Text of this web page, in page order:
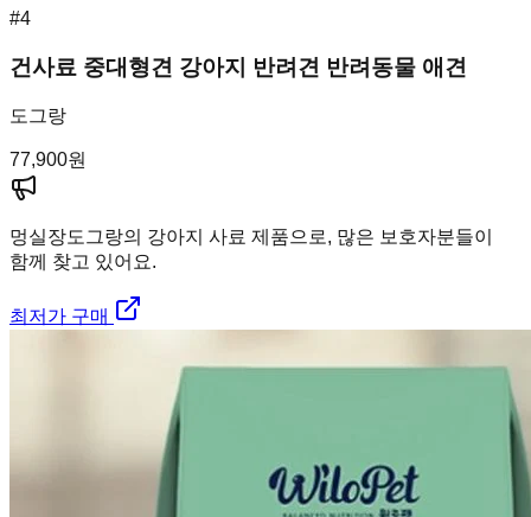
#4
건사료 중대형견 강아지 반려견 반려동물 애견
도그랑
77,900원
멍실장도그랑의 강아지 사료 제품으로, 많은 보호자분들이
함께 찾고 있어요.
최저가 구매